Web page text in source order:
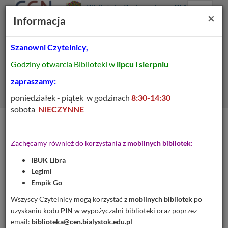
główne
główna
Prolib
główna
Biblioteka Pedagogiczna CEN
Menu
dysfunkcyjna : pedagogika,
praca socjalna, terapia
Cytuj
×
Informacja
Szanowni Czytelnicy,
Godziny otwarcia Biblioteki w lipcu i sierpniu
zapraszamy:
poniedziałek - piątek w godzinach 8:30-14:30
sobota NIECZYNNE
Zachęcamy również do korzystania z mobilnych bibliotek:
IBUK Libra
Legimi
Empik Go
Wszyscy Czytelnicy mogą korzystać z mobilnych bibliotek po
uzyskaniu kodu PIN w wypożyczalni biblioteki oraz poprzez
email: biblioteka@cen.bialystok.edu.pl